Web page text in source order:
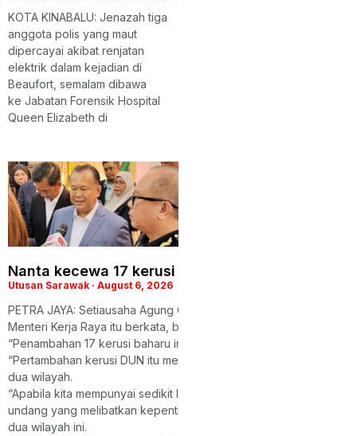
KOTA KINABALU: Jenazah tiga
anggota polis yang maut
dipercayai akibat renjatan
elektrik dalam kejadian di
Beaufort, semalam dibawa
ke Jabatan Forensik Hospital
Queen Elizabeth di
Nanta kecewa 17 kerusi DUN baharu mungkin
Utusan Sarawak August 6, 2026
PETRA JAYA: Setiausaha Agung Gabungan Parti Sarawak
Menteri Kerja Raya itu berkata, berikutan itu kemungkinan besar
“Penambahan 17 kerusi baharu ini bukan sahaja penting untuk
“Pertambahan kerusi DUN itu mempunyai implikasi besar
dua wilayah.
“Apabila kita mempunyai sedikit lebih daripada satu pertiga
undang yang melibatkan kepentingan Sarawak dan Sabah tidak
dua wilayah ini.